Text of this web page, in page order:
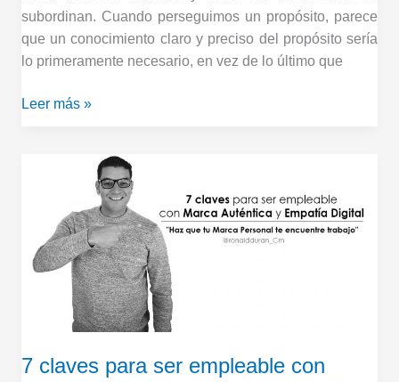
subordinan. Cuando perseguimos un propósito, parece
que un conocimiento claro y preciso del propósito sería
lo primeramente necesario, en vez de lo último que
Leer más »
7 claves para ser empleable con
empleable
con
auténtica
empatía